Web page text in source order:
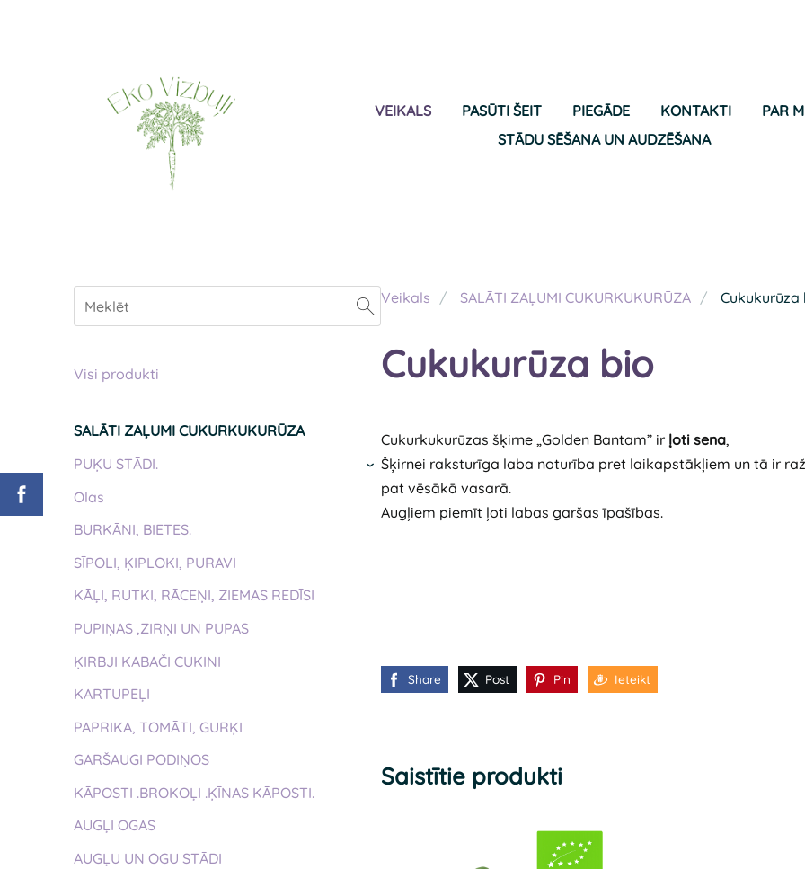
VEIKALS PASŪTI ŠEIT PIEGĀDE KONTAKTI
PAR
STĀDU SĒŠANA UN AUDZĒŠANA
Visi produkti
SALĀTI ZAĻUMI CUKURKUKURŪZA
PUĶU STĀDI.
›
Olas
BURKĀNI, BIETES.
SĪPOLI, ĶIPLOKI, PURAVI
KĀĻI, RUTKI, RĀCEŅI, ZIEMAS REDĪSI
PUPIŅAS ,ZIRŅI UN PUPAS
ĶIRBJI KABAČI CUKINI
KARTUPEĻI
PAPRIKA, TOMĀTI, GURĶI
GARŠAUGI PODIŅOS
KĀPOSTI .BROKOĻI .ĶĪNAS KĀPOSTI.
AUGĻI OGAS
AUGĻU UN OGU STĀDI
Veikals SALĀTI ZAĻUMI CUKURKUKURŪZA Cukukurūza
Cukukurūza bio
Cukurkukurūzas šķirne „Golden Bantam” ir ļoti sena,
Šķirnei raksturīga laba noturība pret laikapstākļiem un tā ir
pat vēsākā vasarā.
Augļiem piemīt ļoti labas garšas īpašības.
Share Post Pin Ieteikt
Saistītie produkti